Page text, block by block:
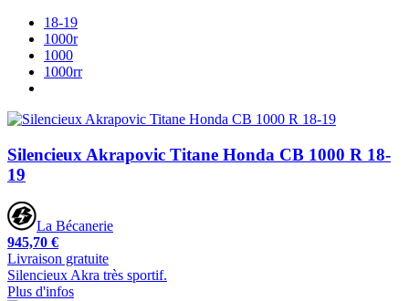
18-19
1000r
1000
1000rr
Silencieux Akrapovic Titane Honda CB 1000 R 18-
19
La Bécanerie
945,70 €
Livraison gratuite
Silencieux Akra très sportif.
Plus d'infos